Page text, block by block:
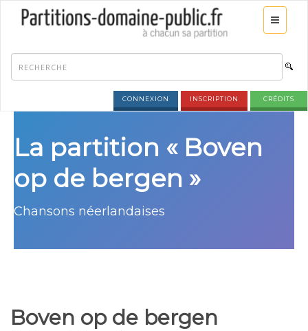
CONNEXION INSCRIPTION CRÉDITS
La partition « Boven
op de bergen »
Chansons néerlandaises
Boven op de bergen